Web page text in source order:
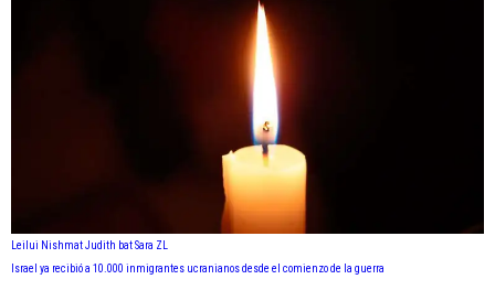
Leilui Nishmat Judith bat Sara ZL
Israel ya recibió a 10.000 inmigrantes ucranianos desde el comienzo de la guerra